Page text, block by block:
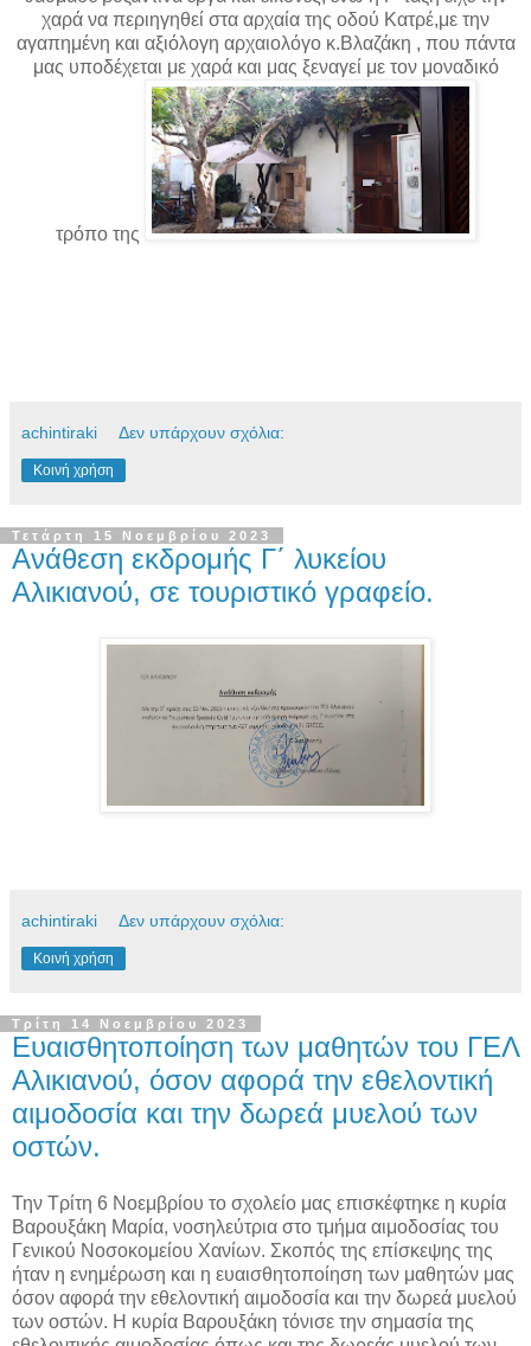
χαρά να περιηγηθεί στα αρχαία της οδού Κατρέ,με την
αγαπημένη και αξιόλογη αρχαιολόγο κ.Βλαζάκη , που πάντα
μας υποδέχεται με χαρά και μας ξεναγεί με τον μοναδικό
τρόπο της
achintiraki Δεν υπάρχουν σχόλια:
Κοινή χρήση
Τετάρτη 15 Νοεμβρίου 2023
Ανάθεση εκδρομής Γ΄ λυκείου
Αλικιανού, σε τουριστικό γραφείο.
achintiraki Δεν υπάρχουν σχόλια:
Κοινή χρήση
Τρίτη 14 Νοεμβρίου 2023
Ευαισθητοποίηση των μαθητών του ΓΕΛ
Αλικιανού, όσον αφορά την εθελοντική
αιμοδοσία και την δωρεά μυελού των
οστών.
Την Τρίτη 6 Νοεμβρίου το σχολείο μας επισκέφτηκε η κυρία
Βαρουξάκη Μαρία, νοσηλεύτρια στο τμήμα αιμοδοσίας του
Γενικού Νοσοκομείου Χανίων. Σκοπός της επίσκεψης της
ήταν η ενημέρωση και η ευαισθητοποίηση των μαθητών μας
όσον αφορά την εθελοντική αιμοδοσία και την δωρεά μυελού
των οστών. Η κυρία Βαρουξάκη τόνισε την σημασία της